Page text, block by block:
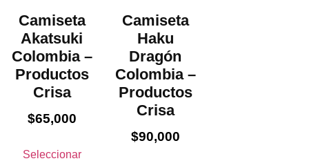
Camiseta
Akatsuki
Colombia –
Productos
Crisa
$65,000
Seleccionar
Camiseta
Haku
Dragón
Colombia –
Productos
Crisa
$90,000